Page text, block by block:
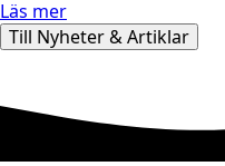
Läs mer
Till Nyheter & Artiklar